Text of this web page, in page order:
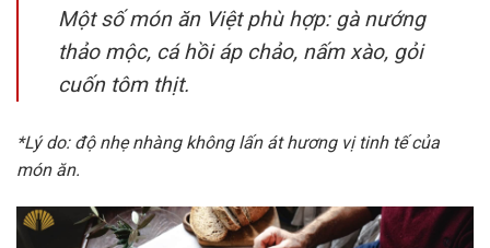
Một số món ăn Việt phù hợp: gà nướng
thảo mộc, cá hồi áp chảo, nấm xào, gỏi
cuốn tôm thịt.
*Lý do: độ nhẹ nhàng không lấn át hương vị tinh tế của
món ăn.